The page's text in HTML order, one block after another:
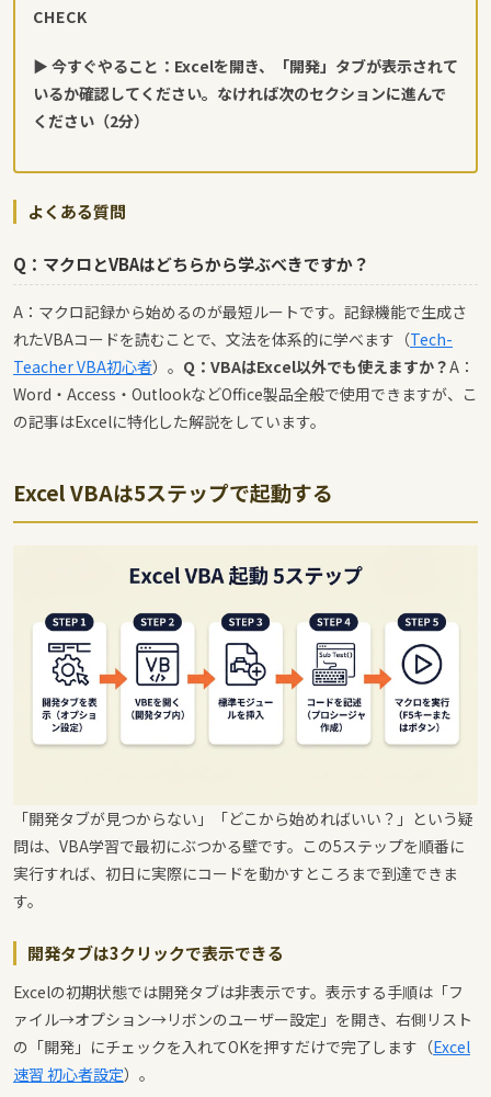
CHECK
▶ 今すぐやること：Excelを開き、「開発」タブが表示されて
いるか確認してください。なければ次のセクションに進んで
ください（2分）
よくある質問
Q：マクロとVBAはどちらから学ぶべきですか？
A：マクロ記録から始めるのが最短ルートです。記録機能で生成さ
れたVBAコードを読むことで、文法を体系的に学べます（Tech-
Teacher VBA初心者）。 Q：VBAはExcel以外でも使えますか？A：
Word・Access・OutlookなどOffice製品全般で使用できますが、こ
の記事はExcelに特化した解説をしています。
Excel VBAは5ステップで起動する
「開発タブが見つからない」「どこから始めればいい？」という疑
問は、VBA学習で最初にぶつかる壁です。この5ステップを順番に
実行すれば、初日に実際にコードを動かすところまで到達できま
す。
開発タブは3クリックで表示できる
Excelの初期状態では開発タブは非表示です。表示する手順は「フ
ァイル→オプション→リボンのユーザー設定」を開き、右側リスト
の「開発」にチェックを入れてOKを押すだけで完了します（Excel
速習 初心者設定）。